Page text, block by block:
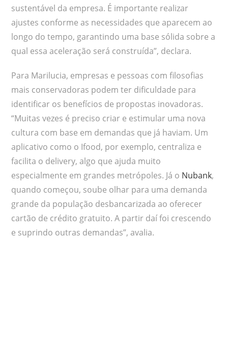
sustentável da empresa. É importante realizar
ajustes conforme as necessidades que aparecem ao
longo do tempo, garantindo uma base sólida sobre a
qual essa aceleração será construída”, declara.
Para Marilucia, empresas e pessoas com filosofias
mais conservadoras podem ter dificuldade para
identificar os benefícios de propostas inovadoras.
“Muitas vezes é preciso criar e estimular uma nova
cultura com base em demandas que já haviam. Um
aplicativo como o Ifood, por exemplo, centraliza e
facilita o delivery, algo que ajuda muito
especialmente em grandes metrópoles. Já o Nubank,
quando começou, soube olhar para uma demanda
grande da população desbancarizada ao oferecer
cartão de crédito gratuito. A partir daí foi crescendo
e suprindo outras demandas”, avalia.